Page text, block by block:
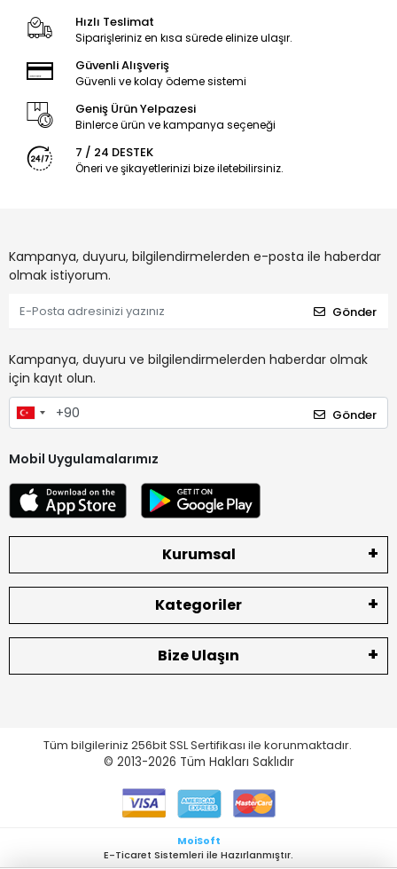
Hızlı Teslimat
Siparişleriniz en kısa sürede elinize ulaşır.
Güvenli Alışveriş
Güvenli ve kolay ödeme sistemi
Geniş Ürün Yelpazesi
Binlerce ürün ve kampanya seçeneği
7 / 24 DESTEK
Öneri ve şikayetlerinizi bize iletebilirsiniz.
Kampanya, duyuru, bilgilendirmelerden e-posta ile haberdar
olmak istiyorum.
Gönder
Kampanya, duyuru ve bilgilendirmelerden haberdar olmak
için kayıt olun.
Gönder
Mobil Uygulamalarımız
Kurumsal
Kategoriler
Bize Ulaşın
Tüm bilgileriniz 256bit SSL Sertifikası ile korunmaktadır.
© 2013-2026 Tüm Hakları Saklıdır
MoiSoft
E-Ticaret Sistemleri ile Hazırlanmıştır.